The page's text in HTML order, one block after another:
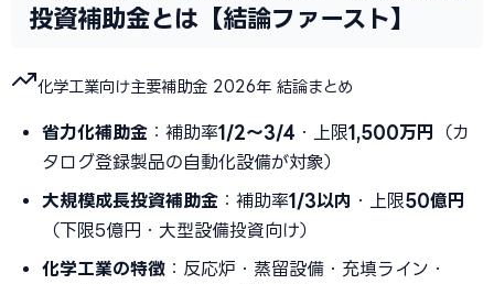
投資補助金とは【結論ファースト】
化学工業向け主要補助金 2026年 結論まとめ
省力化補助金 ：補助率1/2〜3/4 ・上限1,500万円
（カ
タログ登録製品の自動化設備が対象）
大規模成長投資補助金 ：補助率1/3以内 ・上限50億円
（下限5億円・大型設備投資向け）
化学工業の特徴 ：反応炉・蒸留設備・充填ライン・